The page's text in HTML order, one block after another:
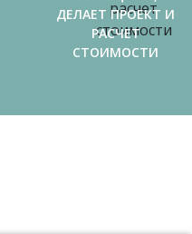
ДЕЛАЕТ ПРОЕКТ И
РАСЧЕТ
СТОИМОСТИ